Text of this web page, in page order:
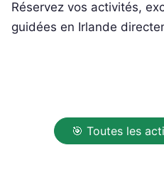
Réservez vos activités,
guidées en Irlande
🎯 Toutes les